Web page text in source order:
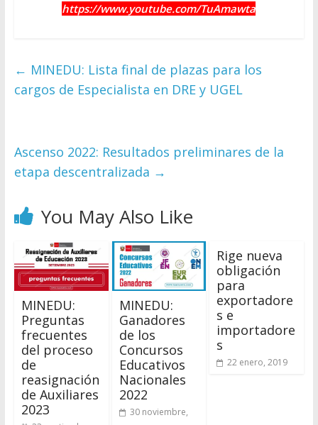
https://www.youtube.com/TuAmawta
← MINEDU: Lista final de plazas para los
cargos de Especialista en DRE y UGEL
Ascenso 2022: Resultados preliminares de la
etapa descentralizada →
You May Also Like
MINEDU:
Preguntas
frecuentes
del proceso
de
reasignación
de Auxiliares
2023
MINEDU:
Ganadores
de los
Concursos
Educativos
Nacionales
2022
30 noviembre,
Rige nueva
obligación
para
exportadore
s e
importadore
s
22 enero, 2019